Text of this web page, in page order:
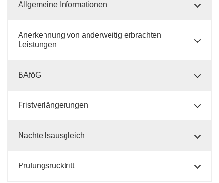
Allgemeine Informationen
Anerkennung von anderweitig erbrachten
Leistungen
BAföG
Fristverlängerungen
Nachteilsausgleich
Prüfungsrücktritt